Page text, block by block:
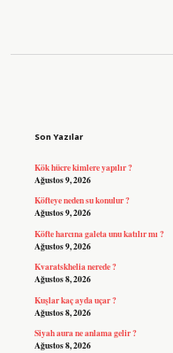
Son Yazılar
Kök hücre kimlere yapılır ?
Ağustos 9, 2026
Köfteye neden su konulur ?
Ağustos 9, 2026
Köfte harcına galeta unu katılır mı ?
Ağustos 9, 2026
Kvaratskhelia nerede ?
Ağustos 8, 2026
Kuşlar kaç ayda uçar ?
Ağustos 8, 2026
Siyah aura ne anlama gelir ?
Ağustos 8, 2026